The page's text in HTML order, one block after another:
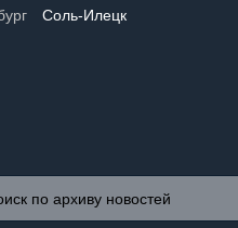
Соль-Илецк